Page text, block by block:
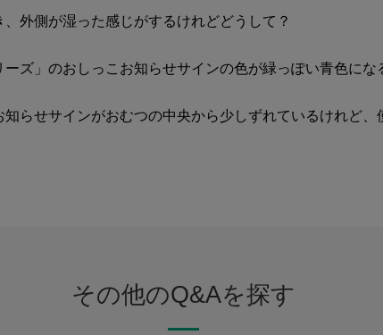
、外側が湿った感じがするけれどどうして？
ーズ」のおしっこお知らせサインの色が緑っぽい青色に
知らせサインがおむつの中央から少しずれているけれど、
その他のQ&Aを探す